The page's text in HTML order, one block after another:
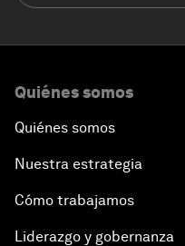
Quiénes somos
Quiénes somos
Nuestra estrategia
Cómo trabajamos
Liderazgo y gobernanza